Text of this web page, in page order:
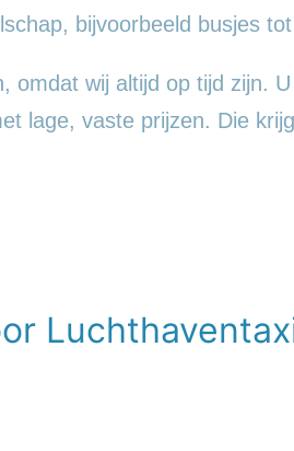
bijvoorbeeld busjes
wij altijd op tijd zijn.
lage, vaste prijzen. Die